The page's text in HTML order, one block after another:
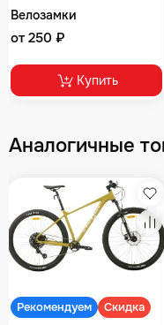
Велозамки
от 250 ₽
Купить
Аналогичные
Рекомендуем Скидка